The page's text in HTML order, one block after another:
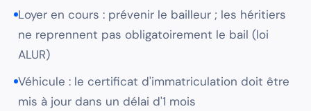
Loyer en cours : prévenir le bailleur ; les héritiers
ne reprennent pas obligatoirement le bail (loi
ALUR)
Véhicule : le certificat d'immatriculation doit être
mis à jour dans un délai d'1 mois